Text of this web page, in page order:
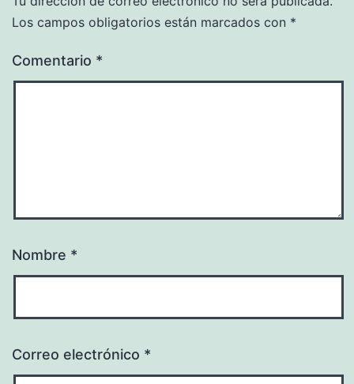
Los campos obligatorios están marcados con *
Comentario *
Nombre *
Correo electrónico *